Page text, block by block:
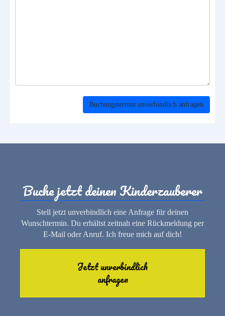
Buchungstermin unverbindlich anfragen
Buche jetzt deinen Kinderzauberer
Stell jetzt unverbindlich eine Anfrage für deinen
Wunschtermin. Du erhältst zeitnah eine Rückmeldung per
E-Mail oder Anruf. Ich freue mich auf dich!
Jetzt unverbindlich
anfragen